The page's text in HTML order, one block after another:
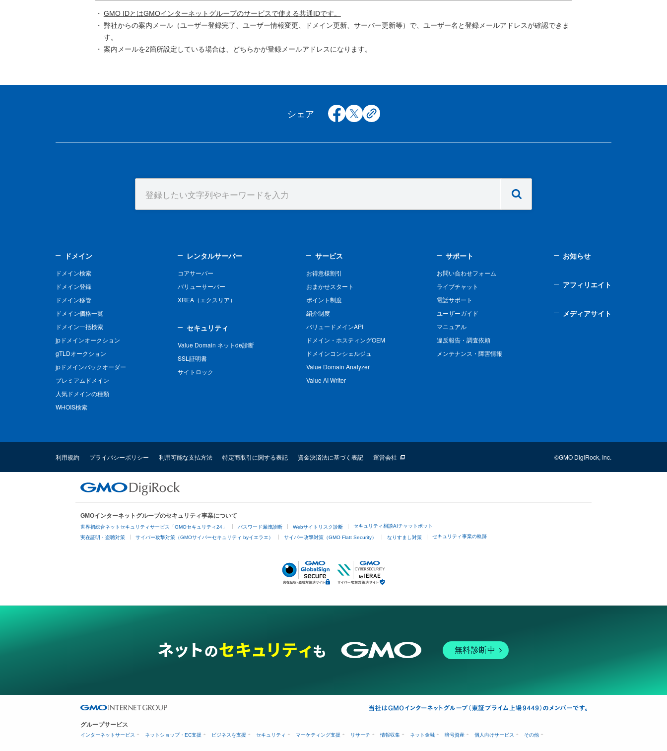
GMO IDとはGMOインターネットグループのサービスで使える共通IDです。
弊社からの案内メール（ユーザー登録完了、ユーザー情報変更、ドメイン更新、サーバー更新等）で、ユーザー名と登録メールアドレスが確認できま
す。
案内メールを2箇所設定している場合は、どちらかが登録メールアドレスになります。
シェア facebook
x copy
ドメイン
ドメイン検索
ドメイン登録
ドメイン移管
ドメイン価格一覧
ドメイン一括検索
jpドメインオークション
gTLDオークション
jpドメインバックオーダー
プレミアムドメイン
人気ドメインの種類
WHOIS検索
レンタルサーバー
コアサーバー
バリューサーバー
XREA（エクスリア）
セキュリティ
Value Domain ネットde診断
SSL証明書
サイトロック
サービス
お得意様割引
おまかせスタート
ポイント制度
紹介制度
バリュードメインAPI
ドメイン・ホスティングOEM
ドメインコンシェルジュ
Value Domain Analyzer
Value AI Writer
サポート
お問い合わせフォーム
ライブチャット
電話サポート
ユーザーガイド
マニュアル
違反報告・調査依頼
メンテナンス・障害情報
お知らせ
アフィリエイト
メディアサイト
利用規約 プライバシーポリシー 利用可能な支払方法 特定商取引に関する表記 資金決済法に基づく表記 運営会社 ©GMO DigiRock, Inc.
GMOインターネットグループのセキュリティ事業について
世界初総合ネットセキュリティサービス「GMOセキュリティ24」 パスワード漏洩診断 Webサイトリスク診断 セキュリティ相談AIチャットボット
実在証明・盗聴対策 サイバー攻撃対策（GMOサイバーセキュリティ byイエラエ） サイバー攻撃対策（GMO Flatt Security） なりすまし対策 セキュリティ事業の軌跡
無料診断中
グループサービス
インターネットサービス ネットショップ・EC支援 ビジネスを支援 セキュリティ マーケティング支援 リサーチ 情報収集 ネット金融 暗号資産 個人向けサービス その他